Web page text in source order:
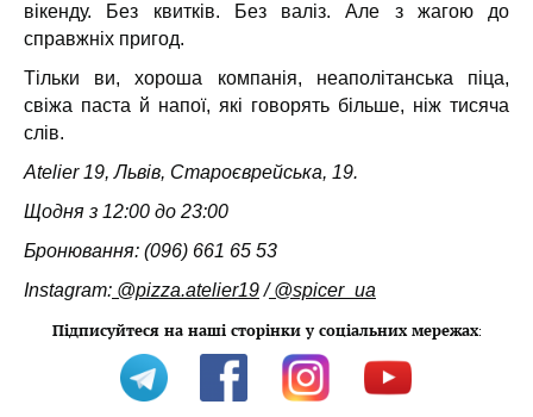
вікенду. Без квитків. Без валіз. Але з жагою до
справжніх пригод.
Тільки ви, хороша компанія, неаполітанська піца,
свіжа паста й напої, які говорять більше, ніж тисяча
слів.
Atelier 19, Львів, Староєврейська, 19.
Щодня з 12:00 до 23:00
Бронювання: (096) 661 65 53
Instagram: @pizza.atelier19/@spicer_ua
Підписуйтеся на наші сторінки у соціальних мережах: